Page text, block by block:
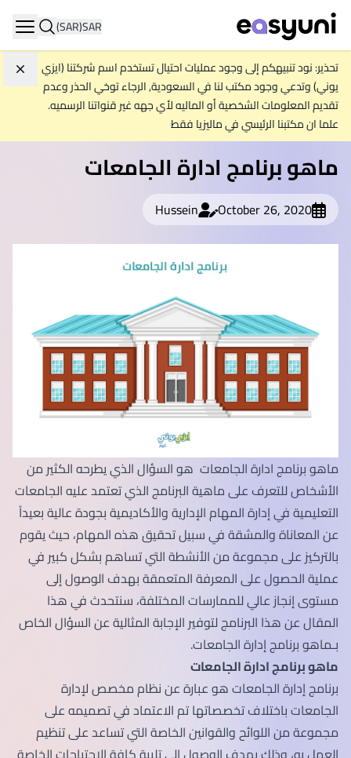
SAR
(SAR)
تحذير: نود تنبيهكم إلى وجود عمليات احتيال تستخدم اسم شركتنا (ايزي
يوني) وتدعي وجود مكتب لنا في السعودية, الرجاء توخي الحذر وعدم
تقديم المعلومات الشخصية أو الماليه لأي جهه غير قنواتنا الرسميه.
علما ان مكتبنا الرئيسي في ماليزيا فقط
ماهو برنامج ادارة الجامعات
October 26, 2020
Hussein
ماهو برنامج ادارة الجامعات هو السؤال الذي يطرحه الكثير من
الأشخاص للتعرف على ماهية البرنامج الذي تعتمد عليه الجامعات
التعليمية في إدارة المهام الإدارية والأكاديمية بجودة عالية بعيداً
عن المعاناة والمشقة في سبيل تحقيق هذه المهام، حيث يقوم
بالتركيز على مجموعة من الأنشطة التي تساهم بشكل كبير في
عملية الحصول على المعرفة المتعمقة بهدف الوصول إلى
مستوى إنجاز عالي للممارسات المختلفة، سنتحدث في هذا
المقال عن هذا البرنامج لتوفير الإجابة المثالية عن السؤال الخاص
بـماهو برنامج إدارة الجامعات.
ماهو برنامج ادارة الجامعات
برنامج إدارة الجامعات هو عبارة عن نظام مخصص لإدارة
الجامعات باختلاف تخصصاتها تم الاعتماد في تصميمه على
مجموعة من اللوائح والقوانين الخاصة التي تساعد على تنظيم